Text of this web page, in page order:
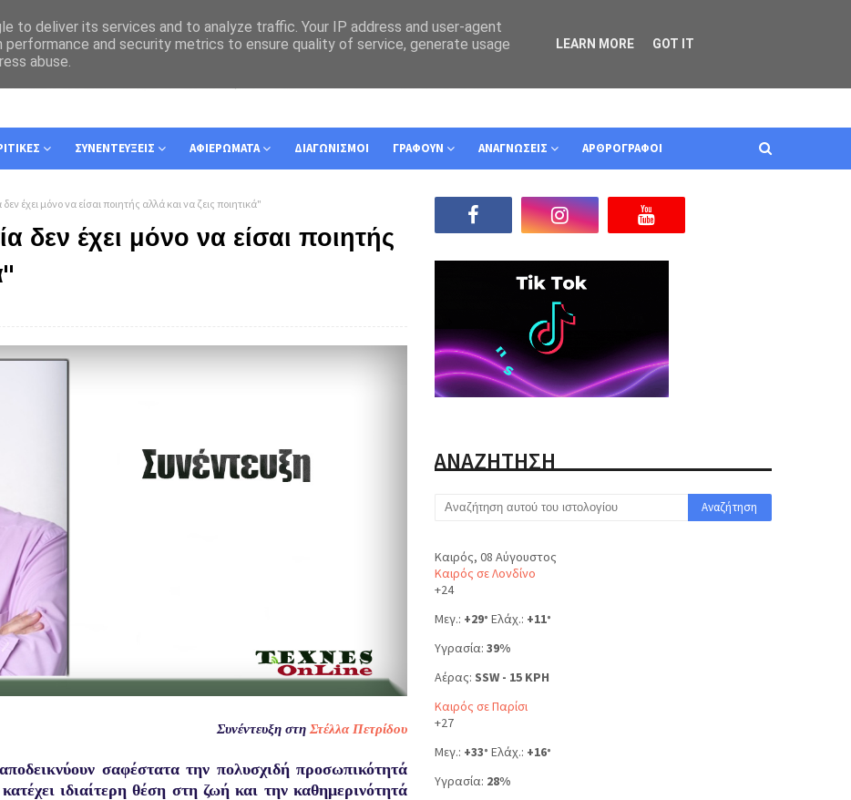
ΣΥΝΕΝΤΕΥΞΕΙΣ ΑΦΙΕΡΩΜΑΤΑ ΔΙΑΓΩΝΙΣΜΟΙ ΓΡΑΦΟΥΝ ΑΝΑΓΝΩΣΕΙΣ ΑΡΘΡΟΓΡΑΦΟΙ
έχει μόνο να είσαι ποιητής αλλά και να ζεις ποιητικά"
δεν έχει μόνο να είσαι ποιητής
Συνέντευξη στη Στέλλα Πετρίδου
σαφέστατα την πολυσχιδή προσωπικότητά
ιδιαίτερη θέση στη ζωή και την καθημερινότητά
ΑΝΑΖΗΤΗΣΗ
Καιρός, 08 Αύγουστος
Καιρός σε Λονδίνο
+24
Μεγ.: +29° Ελάχ.: +11°
Υγρασία: 39%
Αέρας: SSW - 15 KPH
Καιρός σε Παρίσι
+27
Μεγ.: +33° Ελάχ.: +16°
Υγρασία: 28%
to deliver its services and to analyze traffic. Your IP address and user-agent
performance and security metrics to ensure quality of service, generate usage
abuse.
LEARN MORE GOT IT